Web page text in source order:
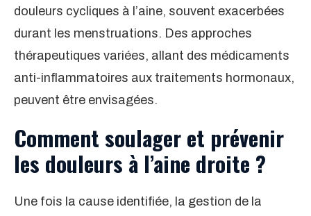
douleurs cycliques à l’aine, souvent exacerbées
durant les menstruations. Des approches
thérapeutiques variées, allant des médicaments
anti-inflammatoires aux traitements hormonaux,
peuvent être envisagées.
Comment soulager et prévenir
les douleurs à l’aine droite ?
Une fois la cause identifiée, la gestion de la